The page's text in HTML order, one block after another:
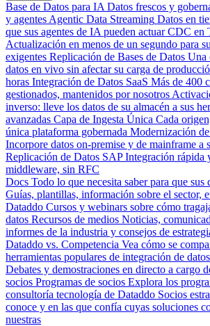
Base de Datos para IA Datos frescos y
y agentes Agentic Data Streaming Datos en
que sus agentes de IA pueden actuar CDC en
Actualización en menos de un segundo para
exigentes Replicación de Bases de Datos Una
datos en vivo sin afectar su carga de
horas Integración de Datos SaaS Más de 400
gestionados, mantenidos por nosotros
inverso: lleve los datos de su almacén a sus
avanzadas Capa de Ingesta Única Cada
única plataforma gobernada Modernización
Incorpore datos on-premise y de mainframe a
Replicación de Datos SAP Integración rápida
middleware, sin RFC
Docs Todo lo que necesita saber para que sus
Guías, plantillas, información sobre el sector,
Dataddo Cursos y webinars sobre cómo
datos Recursos de medios Noticias,
informes de la industria y consejos de
Dataddo vs. Competencia Vea cómo se
herramientas populares de integración de datos
Debates y demostraciones en directo a cargo
socios Programas de socios Explora los
consultoría tecnología de Dataddo Socios
conoce y en las que confía cuyas soluciones
nuestras